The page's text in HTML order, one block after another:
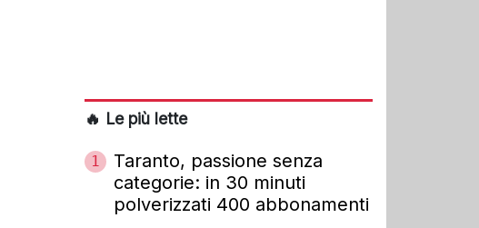
🔥 Le più lette
1
Taranto, passione senza
categorie: in 30 minuti
polverizzati 400 abbonamenti